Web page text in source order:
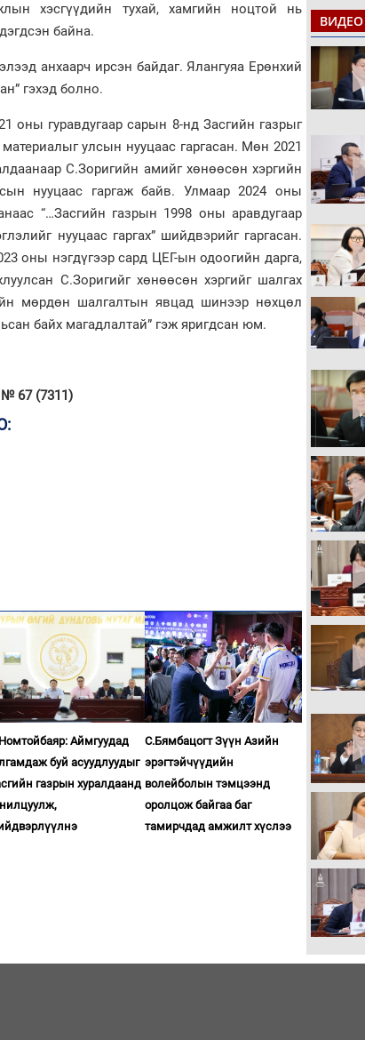
хэсгүүдийн тухай, хамгийн ноцтой нь
байна.
анхаарч ирсэн байдаг. Ялангуяа Ерөнхий
гэхэд болно.
оны гуравдугаар сарын 8-нд Засгийн газрыг
улсын нууцаас гаргасан. Мөн 2021
С.Зоригийн амийг хөнөөсөн хэргийн
нууцаас гаргаж байв. Улмаар 2024 оны
“…Засгийн газрын 1998 оны аравдугаар
нууцаас гаргах” шийдвэрийг гаргасан.
оны нэгдүгээр сард ЦЕГ-ын одоогийн дарга,
С.Зоригийг хөнөөсөн хэргийг шалгах
мөрдөн шалгалтын явцад шинээр нөхцөл
байх магадлалтай” гэж яригдсан юм.
67 (7311)
Аймгуудад
буй асуудлуудыг
газрын хуралдаанд
С.Бямбацогт Зүүн Азийн
эрэгтэйчүүдийн
волейболын тэмцээнд
оролцож байгаа баг
тамирчдад амжилт хүслээ